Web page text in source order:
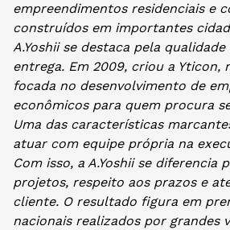
empreendimentos residenciais e
construídos em importantes
A.Yoshii se destaca pela
entrega. Em 2009, criou a Yticon,
focada no desenvolvimento de
econômicos para quem procura
Uma das características
atuar com equipe própria na
Com isso, a A.Yoshii se diferencia
projetos, respeito aos prazos e
cliente. O resultado figura em
nacionais realizados por grandes